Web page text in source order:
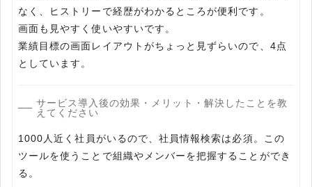
なく、ヒストリーで経歴がわかるところが便利です。
画面も見やすく使いやすいです。
業績目標の画面レイアウトがちょっと見ずらいので、4点
としています。
サービス導入後の効果・メリット・解決したことを教
えてください
1000人近く社員がいるので、社員情報検索は必須。この
ツールを使うことで組織やメンバーを把握することができ